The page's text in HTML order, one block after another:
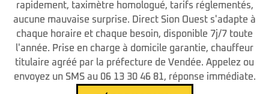
rapidement, taximètre homologué, tarifs réglementés,
aucune mauvaise surprise. Direct Sion Ouest s'adapte à
chaque horaire et chaque besoin, disponible 7j/7 toute
l'année. Prise en charge à domicile garantie, chauffeur
titulaire agréé par la préfecture de Vendée. Appelez ou
envoyez un SMS au 06 13 30 46 81, réponse immédiate.